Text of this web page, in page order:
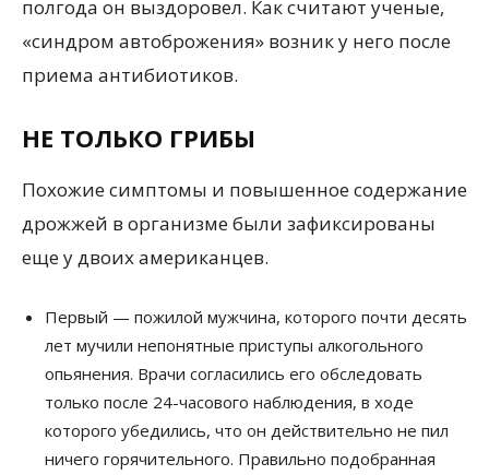
полгода он выздоровел. Как считают ученые,
«синдром автоброжения» возник у него после
приема антибиотиков.
НЕ ТОЛЬКО ГРИБЫ
Похожие симптомы и повышенное содержание
дрожжей в организме были зафиксированы
еще у двоих американцев.
Первый — пожилой мужчина, которого почти десять
лет мучили непонятные приступы алкогольного
опьянения. Врачи согласились его обследовать
только после 24-часового наблюдения, в ходе
которого убедились, что он действительно не пил
ничего горячительного. Правильно подобранная